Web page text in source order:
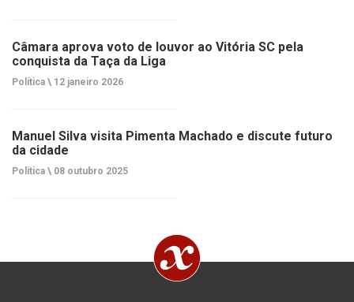
Câmara aprova voto de louvor ao Vitória SC pela
conquista da Taça da Liga
Política \ 12 janeiro 2026
Manuel Silva visita Pimenta Machado e discute futuro
da cidade
Política \ 08 outubro 2025